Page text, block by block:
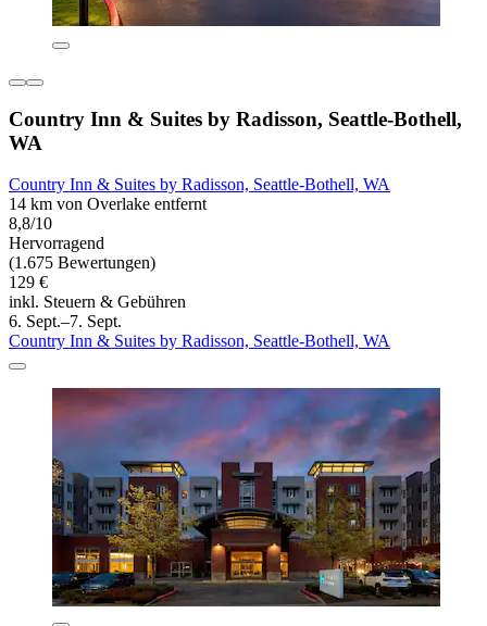
Country Inn & Suites by Radisson, Seattle-Bothell,
WA
Country Inn & Suites by Radisson, Seattle-Bothell, WA
14 km von Overlake entfernt
8,8/10
Hervorragend
(1.675 Bewertungen)
129 €
inkl. Steuern & Gebühren
6. Sept.–7. Sept.
Country Inn & Suites by Radisson, Seattle-Bothell, WA